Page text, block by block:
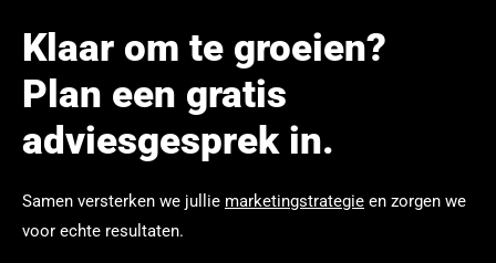
Klaar om te groeien?
Plan een gratis
adviesgesprek in.
Samen versterken we jullie marketingstrategie en zorgen we
voor echte resultaten.